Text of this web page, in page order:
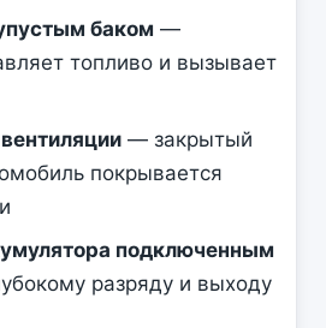
баком —
топливо и вызывает
— закрытый
покрывается
подключенным
разряду и выходу